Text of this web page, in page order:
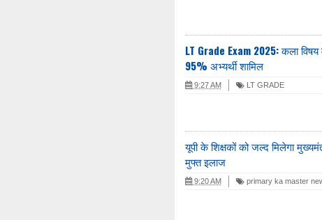
LT Grade Exam 2025: कला
95% अभ्यर्थी शामिल
9:27 AM LT GRADE
यूपी के शिक्षकों को जल्द मिलेगा
मुफ्त इलाज
9:20 AM primary ka master